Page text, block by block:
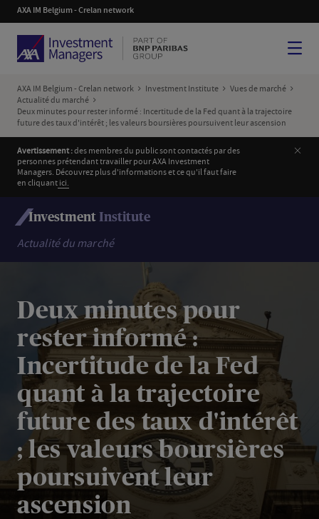
AXA IM Belgium - Crelan network
AXA IM Belgium - Crelan network Investment Institute
Vues de marché
Actualité du marché
Deux minutes pour rester informé : Incertitude de la Fed quant à la trajectoire
future des taux d'intérêt ; les valeurs boursières poursuivent leur ascension
Avertissement :des membres du public sont contactés par des
personnes prétendant travailler pour AXA Investment
Managers. Découvrez plus d'informations et ce qu'il faut faire
en cliquantici.
Investment Institute
Actualité du marché
Deux minutes pour
rester informé :
Incertitude de la Fed
quant à la trajectoire
future des taux d'intérêt
; les valeurs boursières
poursuivent leur
ascension